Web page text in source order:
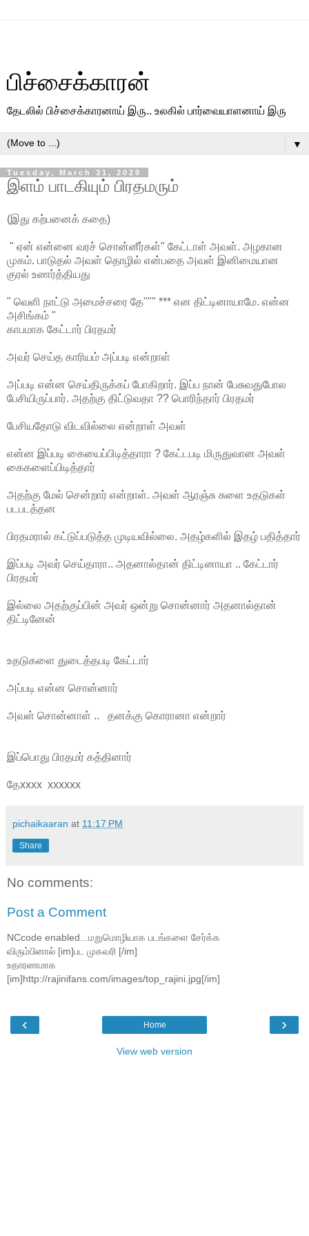
பிச்சைக்காரன்
தேடலில் பிச்சைக்காரனாய் இரு.. உலகில் பார்வையாளனாய் இரு
▼
Tuesday, March 31, 2020
இளம் பாடகியும் பிரதமரும்
(இது கற்பனைக் கதை)
" ஏன் என்னை வரச் சொன்னீர்கள்" கேட்டாள் அவள். அழகான
முகம். பாடுதல் அவள் தொழில் என்பதை அவள் இனிமையான
குரல் உணர்த்தியது
" வெளி நாட்டு அமைச்சரை தே""" *** என திட்டினாயாமே. என்ன
அசிங்கம் "
காபமாக கேட்டார் பிரதமர்
அவர் செய்த காரியம் அப்படி என்றாள்
அப்படி என்ன செய்திருக்கப் போகிறார். இப்ப நான் பேசுவதுபோல
பேசியிருப்பார். அதற்கு திட்டுவதா ?? பொரிந்தார் பிரதமர்
பேசியதோடு விடவில்லை என்றாள் அவள்
என்ன இப்படி கையைப்பிடித்தாரா ? கேட்டபடி மிருதுவான அவள்
கைகளைப்பிடித்தார்
அதற்கு மேல் சென்றார் என்றாள். அவள் ஆரஞ்சு சுளை உதடுகள்
படபடத்தன
பிரதமரால் கட்டுப்படுத்த முடியவில்லை. அதழ்களில் இதழ் பதித்தார்
இப்படி அவர் செய்தாரா.. அதனால்தான் திட்டினாயா .. கேட்டார்
பிரதமர்
இல்லை அதற்குப்பின் அவர் ஒன்று சொன்னார் அதனால்தான்
திட்டினேன்
உதடுகளை துடைத்தபடி கேட்டார்
அப்படி என்ன சொன்னார்
அவள் சொன்னாள் .. தனக்கு கொரானா என்றார்
இப்பொது பிரதமர் கத்தினார்
தேxxxx xxxxxx
pichaikaaran at 11:17 PM
Share
No comments:
Post a Comment
NCcode enabled...மறுமொழியாக படங்களை சேர்க்க
விரும்பினால் [im]பட முகவரி [/im]
உதாரணமாக
[im]http://rajinifans.com/images/top_rajini.jpg[/im]
‹ ›
Home
View web version